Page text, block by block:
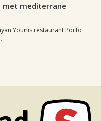
met mediterrane
Younis restaurant Porto